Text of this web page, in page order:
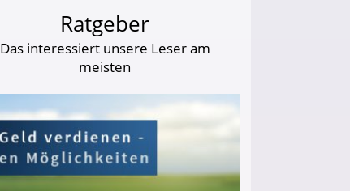
Ratgeber
Das interessiert unsere Leser am
meisten